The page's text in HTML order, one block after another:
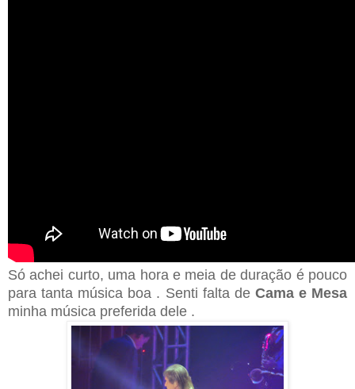
Só achei curto, uma hora e meia de duração é pouco
para tanta música boa . Senti falta de Cama e Mesa
minha música preferida dele .